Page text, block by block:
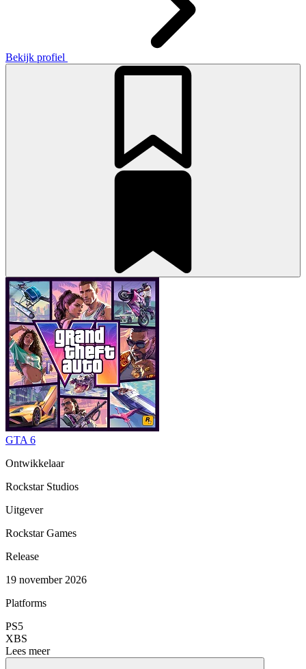
Bekijk profiel
GTA 6
Ontwikkelaar
Rockstar Studios
Uitgever
Rockstar Games
Release
19 november 2026
Platforms
PS5
XBS
Lees meer